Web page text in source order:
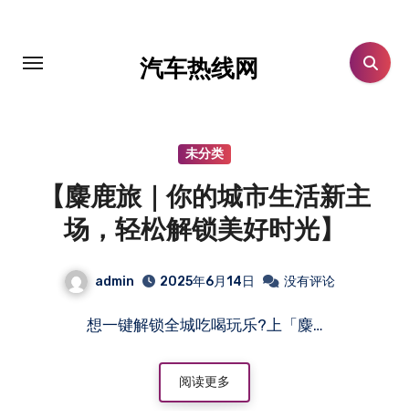
汽车热线网
未分类
【麋鹿旅｜你的城市生活新主
场，轻松解锁美好时光】
admin 2025年6月14日 没有评论
想一键解锁全城吃喝玩乐?上「麋…
阅读更多